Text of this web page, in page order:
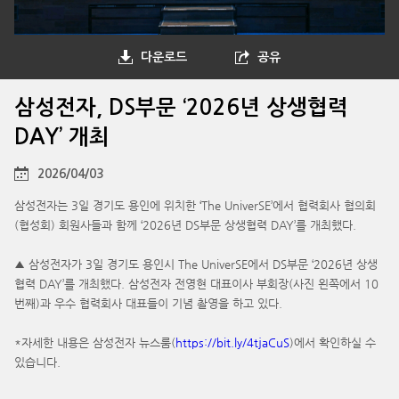
다운로드 공유
삼성전자, DS부문 ‘2026년 상생협력
DAY’ 개최
2026/04/03
삼성전자는 3일 경기도 용인에 위치한 ‘The UniverSE’에서 협력회사 협의회
(협성회) 회원사들과 함께 ‘2026년 DS부문 상생협력 DAY’를 개최했다.
▲ 삼성전자가 3일 경기도 용인시 The UniverSE에서 DS부문 ‘2026년 상생
협력 DAY’를 개최했다. 삼성전자 전영현 대표이사 부회장(사진 왼쪽에서 10
번째)과 우수 협력회사 대표들이 기념 촬영을 하고 있다.
*자세한 내용은 삼성전자 뉴스룸(https://bit.ly/4tjaCuS)에서 확인하실 수
있습니다.